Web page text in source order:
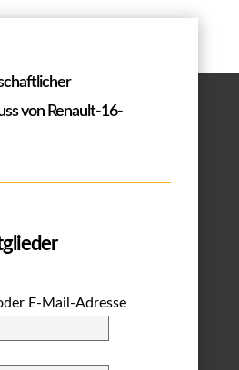
von Renault-16-
E-Mail-Adresse